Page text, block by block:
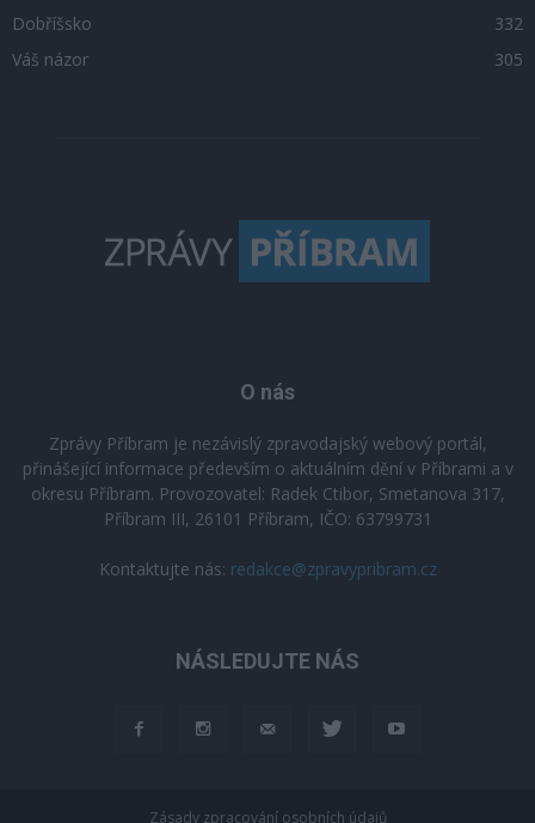
Dobříšsko
332
Váš názor
305
O nás
Zprávy Příbram je nezávislý zpravodajský webový portál,
přinášející informace především o aktuálním dění v Příbrami a v
okresu Příbram. Provozovatel: Radek Ctibor, Smetanova 317,
Příbram III, 26101 Příbram, IČO: 63799731
Kontaktujte nás: redakce@zpravypribram.cz
NÁSLEDUJTE NÁS
Zásady zpracování osobních údajů